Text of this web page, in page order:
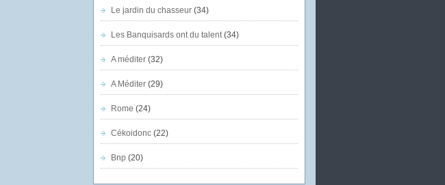
Le jardin du chasseur(34)
Les Banquisards ont du talent(34)
A méditer(32)
A Méditer(29)
Rome (24)
Cékoidonc(22)
Bnp (20)